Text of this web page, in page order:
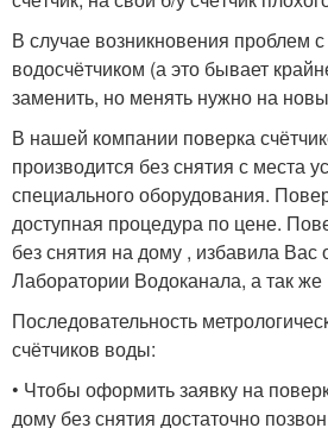
В случае возникновения проблем
водосчётчиком (а это бывает
заменить, но менять нужно на
В нашей компании поверка
производится без снятия с места
специального оборудования.
доступная процедура по цене.
без снятия на дому , избавила Вас
Лаборатории Водоканала, а так
Последовательность
счётчиков воды:
• Чтобы оформить заявку на
дому без снятия достаточно